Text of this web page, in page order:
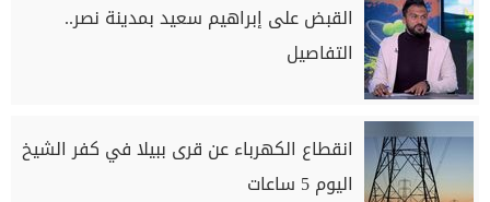
القبض على إبراهيم سعيد بمدينة نصر..
التفاصيل
انقطاع الكهرباء عن قرى ببيلا في كفر الشيخ
اليوم 5 ساعات